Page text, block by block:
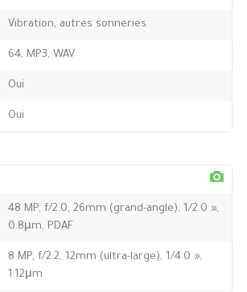
Vibration, autres sonneries
64, MP3, WAV
Oui
Oui
48 MP, f/2.0, 26mm (grand-angle), 1/2.0 »,
0.8μm, PDAF
8 MP, f/2.2, 12mm (ultra-large), 1/4.0 »,
1.12μm